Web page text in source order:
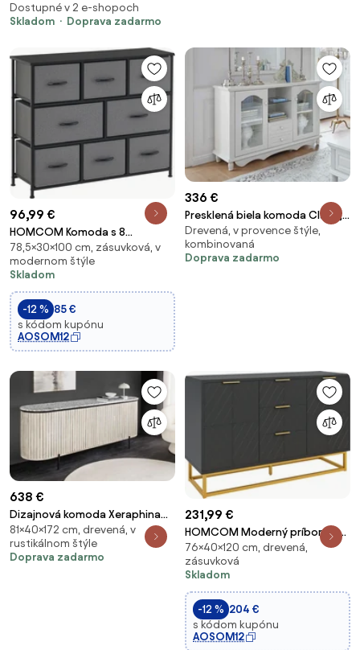
Dostupné v 2 e-shopoch
Skladom
Doprava zadarmo
96,99 €
HOMCOM Komoda s 8
textílnymi zásuvkami, úložná
skrinka s úchytkami, kovový
rám, moderný dizajn do spálne
alebo obývacej izby v
tmavošedej | Aosom
78,5×30×100 cm, zásuvková, v
modernom štýle
Skladom
-12 % 85 €
s kódom kupónu
AOSOM12
336 €
Presklená biela komoda Claire,
kolekcia Victoria
Drevená, v provence štýle,
kombinovaná
Doprava zadarmo
638 €
Dizajnová komoda Xeraphina
172 cm sivé mango
81×40×172 cm, drevená, v
rustikálnom štýle
Doprava zadarmo
231,99 €
HOMCOM Moderný príborník s
3 zásuvkami a 2 dverami v
čiernej farbe 120x40x76 cm |
Aosom
76×40×120 cm, drevená,
zásuvková
Skladom
-12 % 204 €
s kódom kupónu
AOSOM12